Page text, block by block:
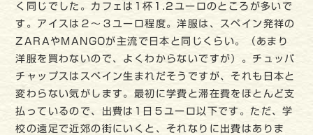
く同じでした。カフェは1杯1.2ユーロのところが多いで
す。アイスは２〜３ユーロ程度。洋服は、スペイン発祥の
ZARAやMANGOが主流で日本と同じくらい。（あまり
洋服を買わないので、よくわからないですが）。チュッパ
チャップスはスペイン生まれだそうですが、それも日本と
変わらない気がします。最初に学費と滞在費をほとんど支
払っているので、出費は1日５ユーロ以下です。ただ、学
校の遠足で近郊の街にいくと、それなりに出費はありま